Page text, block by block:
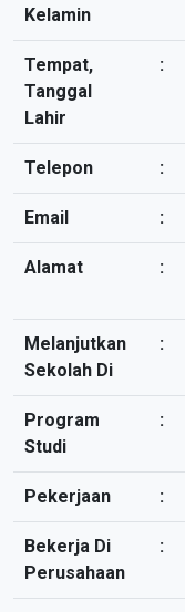
Kelamin
Tempat,
Tanggal
Lahir
:
Telepon :
Email :
Alamat :
Melanjutkan
Sekolah Di
:
Program
Studi
:
Pekerjaan :
Bekerja Di
Perusahaan
: